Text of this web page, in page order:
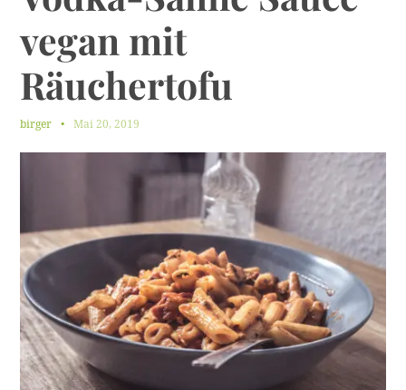
vegan mit
Räuchertofu
birger Mai 20, 2019